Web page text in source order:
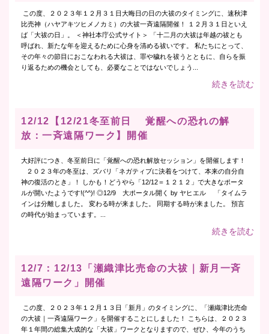
この度、２０２３年１２月３１日大晦日の日の大祓のタイミングに、速秋津
比売神（ハヤアキツヒメノカミ）の大祓一斉遠隔開催！ １２月３１日といえ
ば「大祓の日」。 ＜神社本庁公式サイト＞ 「十二月の大祓は年越の祓とも
呼ばれ、新たな年を迎えるために心身を清める祓いです。 私たちにとって、
その年々の節目におこなわれる大祓は、罪や穢れを祓うとともに、自らを振
り返るための機会としても、必要なことではないでしょう...
続きを読む
12/12【12/21冬至前日 覚醒への恐れの解
放：一斉遠隔ワーク】開催
大好評につき、冬至前日に「覚醒への恐れ解放セッション」を開催します！
２０２３年の冬至は、ズバリ「ネガティブに決着をつけて、本来の自分自
神の復活のとき」！ しかも！どうやら「12/12＝１２１２」で大きなポータ
ルが開いたようです!(^^)! ◎12/9 大ポータル開く by ヤヒエル 「タイムラ
インは分離しました。 変わる時が来ました。 同期する時が来ました。 預言
の時代が始まっています。...
続きを読む
12/7：12/13「瀬織津比売命の大祓｜新月一斉
遠隔ワーク」開催
この度、２０２３年１２月１３日「新月」のタイミングに、「瀬織津比売命
の大祓｜一斉遠隔ワーク」を開催することにしました！ こちらは、２０２３
年１年間の総集大成的な「大祓」ワークとなりますので、ぜひ、今年のうち